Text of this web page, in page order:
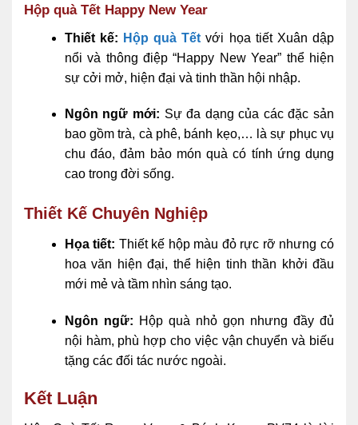
Hộp quà Tết Happy New Year
Thiết kế: Hộp quà Tết với họa tiết Xuân dập
nổi và thông điệp “Happy New Year” thể hiện
sự cởi mở, hiện đại và tinh thần hội nhập.
Ngôn ngữ mới: Sự đa dạng của các đặc sản
bao gồm trà, cà phê, bánh kẹo,… là sự phục vụ
chu đáo, đảm bảo món quà có tính ứng dụng
cao trong đời sống.
Thiết Kế Chuyên Nghiệp
Họa tiết: Thiết kế hộp màu đỏ rực rỡ nhưng có
hoa văn hiện đại, thể hiện tinh thần khởi đầu
mới mẻ và tầm nhìn sáng tạo.
Ngôn ngữ: Hộp quà nhỏ gọn nhưng đầy đủ
nội hàm, phù hợp cho việc vận chuyển và biếu
tặng các đối tác nước ngoài.
Kết Luận